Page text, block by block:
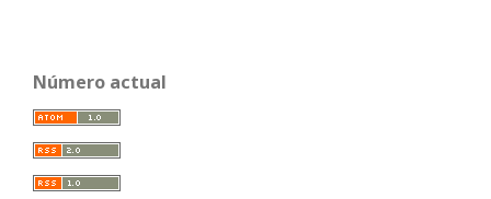
Número actual